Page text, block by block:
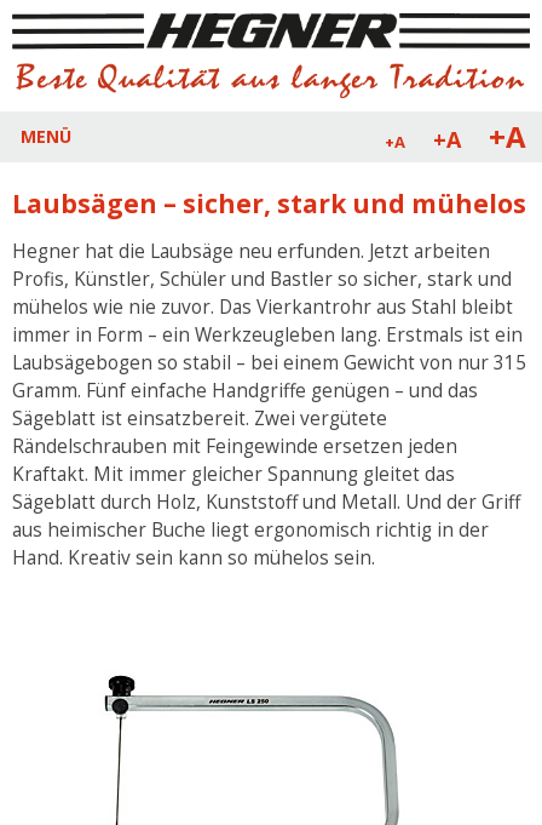
+A +A +A
MENÜ
Laubsägen – sicher, stark und mühelos
Hegner hat die Laubsäge neu erfunden. Jetzt arbeiten
Profis, Künstler, Schüler und Bastler so sicher, stark und
mühelos wie nie zuvor. Das Vierkantrohr aus Stahl bleibt
immer in Form – ein Werkzeugleben lang. Erstmals ist ein
Laubsägebogen so stabil – bei einem Gewicht von nur 315
Gramm. Fünf einfache Handgriffe genügen – und das
Sägeblatt ist einsatzbereit. Zwei vergütete
Rändelschrauben mit Feingewinde ersetzen jeden
Kraftakt. Mit immer gleicher Spannung gleitet das
Sägeblatt durch Holz, Kunststoff und Metall. Und der Griff
aus heimischer Buche liegt ergonomisch richtig in der
Hand. Kreativ sein kann so mühelos sein.